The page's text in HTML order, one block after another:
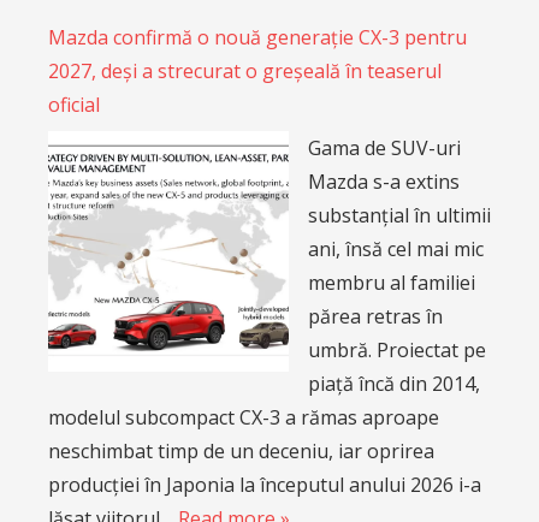
Mazda confirmă o nouă generație CX-3 pentru
2027, deși a strecurat o greșeală în teaserul
oficial
Gama de SUV-uri
Mazda s-a extins
substanțial în ultimii
ani, însă cel mai mic
membru al familiei
părea retras în
umbră. Proiectat pe
piață încă din 2014,
modelul subcompact CX-3 a rămas aproape
neschimbat timp de un deceniu, iar oprirea
producției în Japonia la începutul anului 2026 i-a